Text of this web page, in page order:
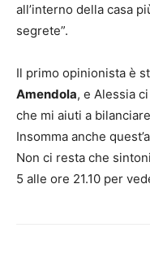
all’interno della casa
segrete”.
Il primo opinionista è
Amendola, e Alessia
che mi aiuti a
Insomma anche
Non ci resta che
5 alle ore 21.10 per